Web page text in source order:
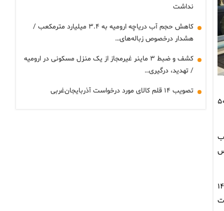
قرارداد منعقد شده که از این تعداد، ۴ هزار و ۵۰۰
در میاندوآب
در سلماس
ریال اعطا کرده که این میزان در سال ۱۴۰۴
فقره تسهیلات
نداشت
کاهش حجم آب دریاچه ارومیه به ۳.۴ میلیارد مترمکعب /
هشدار درخصوص زباله‌های…
کشف و ضبط ۳ ماینر غیرمجاز از یک منزل مسکونی در ارومیه
/ تهدید، درگیری…
تصویب ۱۴ قلم کالای مورد درخواست آذربایجان‌غربی